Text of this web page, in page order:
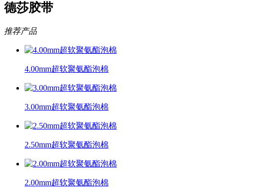
德莎胶带
推荐产品
4.00mm超软聚氨酯泡棉
3.00mm超软聚氨酯泡棉
2.50mm超软聚氨酯泡棉
2.00mm超软聚氨酯泡棉